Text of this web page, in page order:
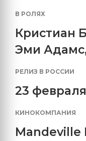
В РОЛЯХ
Кристиан
Эми Адамс
РЕЛИЗ В РОССИИ
23 февраля
КИНОКОМПАНИЯ
Mandeville